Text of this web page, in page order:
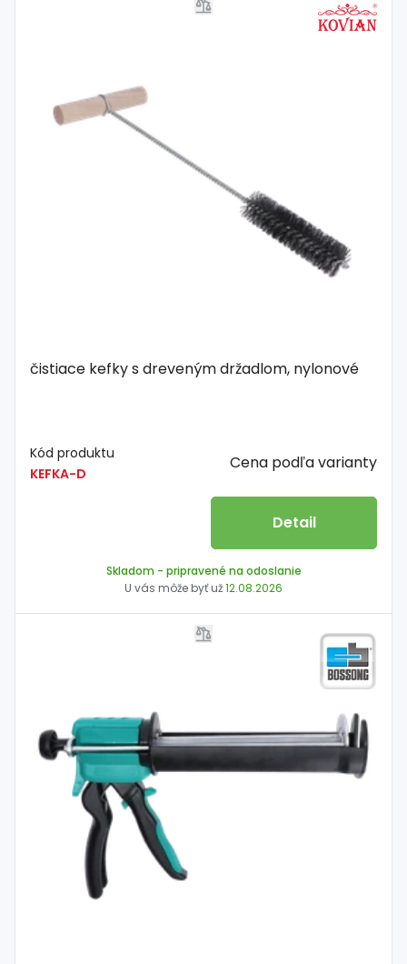
čistiace kefky s dreveným držadlom, nylonové
Kód produktu
KEFKA-D
Cena podľa varianty
Detail
Skladom - pripravené na odoslanie
U vás môže byť už12.08.2026